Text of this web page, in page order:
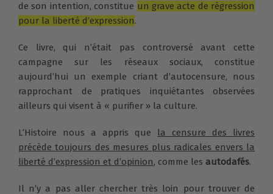
de son intention, constitue un grave acte de régression
pour la liberté d’expression.
Ce livre, qui n’était pas controversé avant cette
campagne sur les réseaux sociaux, constitue
aujourd’hui un exemple criant d’autocensure, nous
rapprochant de pratiques inquiétantes observées
ailleurs qui visent à « purifier » la culture.
L’Histoire nous a appris que
la censure des livres
précède toujours des mesures plus radicales envers la
liberté d’expression et d’opinion, comme les autodafés.
Il n’y a pas aller chercher très loin pour trouver de